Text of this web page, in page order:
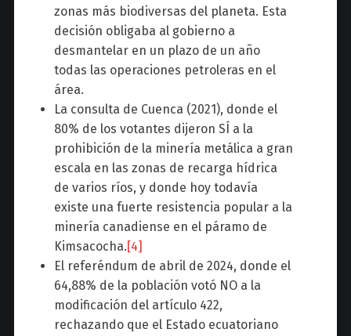
zonas más biodiversas del planeta. Esta
decisión obligaba al gobierno a
desmantelar en un plazo de un año
todas las operaciones petroleras en el
área.
La consulta de Cuenca (2021), donde el
80% de los votantes dijeron SÍ a la
prohibición de la minería metálica a gran
escala en las zonas de recarga hídrica
de varios ríos, y donde hoy todavía
existe una fuerte resistencia popular a la
minería canadiense en el páramo de
Kimsacocha.[4]
El referéndum de abril de 2024, donde el
64,88% de la población votó NO a la
modificación del artículo 422,
rechazando que el Estado ecuatoriano